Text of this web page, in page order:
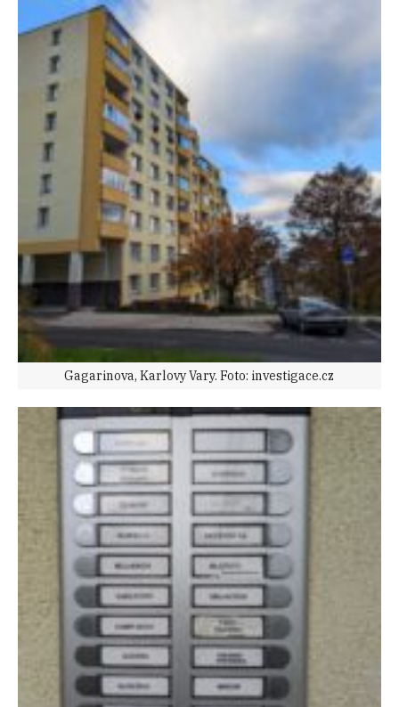
Gagarinova, Karlovy Vary. Foto: investigace.cz